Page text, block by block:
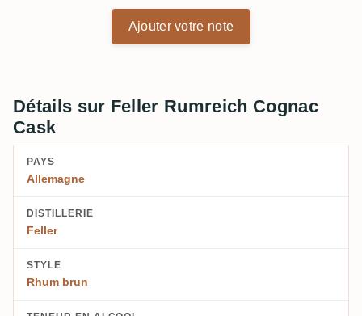
Ajouter votre note
Détails sur Feller Rumreich Cognac
Cask
PAYS
Allemagne
DISTILLERIE
Feller
STYLE
Rhum brun